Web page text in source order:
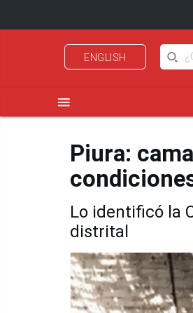
ENGLISH
menu
Piura:
Lo identificó la
distrital